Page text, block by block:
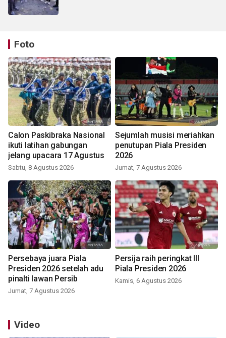
Foto
Calon Paskibraka Nasional
ikuti latihan gabungan
jelang upacara 17 Agustus
Sabtu, 8 Agustus 2026
Sejumlah musisi meriahkan
penutupan Piala Presiden
2026
Jumat, 7 Agustus 2026
Persebaya juara Piala
Presiden 2026 setelah adu
pinalti lawan Persib
Jumat, 7 Agustus 2026
Persija raih peringkat III
Piala Presiden 2026
Kamis, 6 Agustus 2026
Video